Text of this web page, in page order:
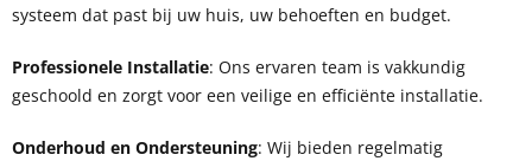
systeem dat past bij uw huis, uw behoeften en budget.
Professionele Installatie: Ons ervaren team is vakkundig
geschoold en zorgt voor een veilige en efficiënte installatie.
Onderhoud en Ondersteuning: Wij bieden regelmatig